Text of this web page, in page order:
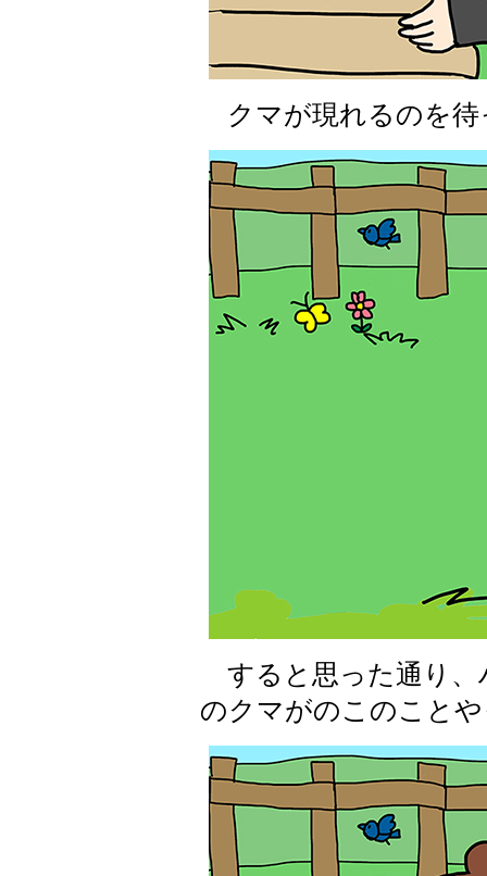
クマが現れるのを待
すると思った通り、
のクマがのこのこと